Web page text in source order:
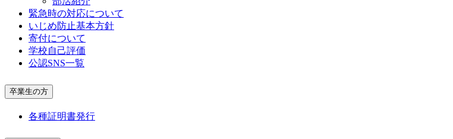
緊急時の対応について
いじめ防止基本方針
寄付について
学校自己評価
公認SNS一覧
卒業生の方
各種証明書発行